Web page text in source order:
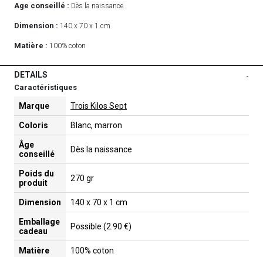
Age conseillé : Dès la naissance
Dimension : 140 x 70 x 1 cm
Matière : 100% coton
DETAILS -
Caractéristiques
Marque Trois Kilos Sept
Coloris Blanc, marron
Âge
conseillé
Dès la naissance
Poids du
produit
270 gr
Dimension 140 x 70 x 1 cm
Emballage
cadeau
Possible (2.90 €)
Matière 100% coton